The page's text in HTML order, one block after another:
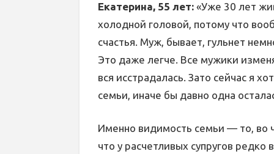
Екатерина, 55 лет: «Уже 30 лет
холодной головой, потому что
счастья. Муж, бывает, гульнет
Это даже легче. Все мужики
вся исстрадалась. Зато сейчас я
семьи, иначе бы давно одна
Именно видимость семьи — то, во
что у расчетливых супругов редко